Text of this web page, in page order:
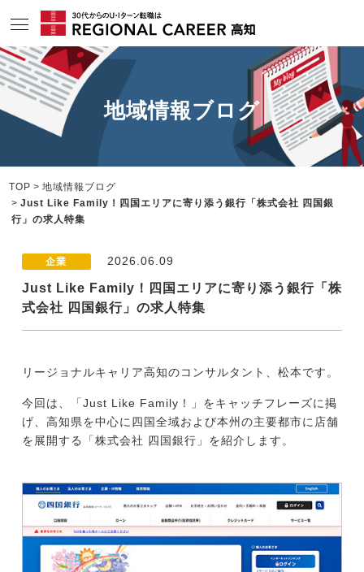
サービスの特長
求人情報
相談会・セミナー情報
転職成功者インタビュー
高知の特色
地域情報ブログ
今すぐ転職をお考えの方
中長期で転職をお考えの方
地域情報ブログ
TOP
地域情報ブログ
Just Like Family！四国エリアに寄り添う銀行「株式会社 四国銀
行」の求人特集
企業 2026.06.09
Just Like Family！四国エリアに寄り添う銀行「株
式会社 四国銀行」の求人特集
リージョナルキャリア高知のコンサルタント、松本です。
今回は、「Just Like Family！」をキャッチフレーズに掲
げ、高知県を中心に四国全域および本州の主要都市に店舗
を展開する「株式会社 四国銀行」を紹介します。